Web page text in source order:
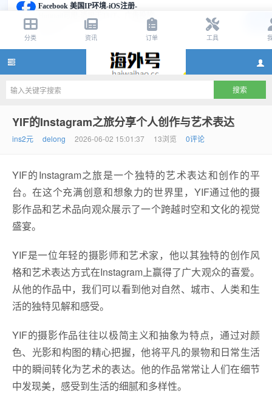
instagram账号购买2元,instagram账号批发2
YIF的Instagram之旅分享个人创作与艺术表达
ins2元 delong 2026-06-02 15:01:37 13浏览 0评论
YIF的Instagram之旅是一个独特的艺术表达和创作的平
台。在这个充满创意和想象力的世界里，YIF通过他的摄
影作品和艺术品向观众展示了一个跨越时空和文化的视觉
盛宴。
YIF是一位年轻的摄影师和艺术家，他以其独特的创作风
格和艺术表达方式在Instagram上赢得了广大观众的喜爱。
从他的作品中，我们可以看到他对自然、城市、人类和生
活的独特见解和感受。
YIF的摄影作品往往以极简主义和抽象为特点，通过对颜
色、光影和构图的精心把握，他将平凡的景物和日常生活
中的瞬间转化为艺术的表达。他的作品常常让人们在细节
中发现美，感受到生活的细腻和多样性。